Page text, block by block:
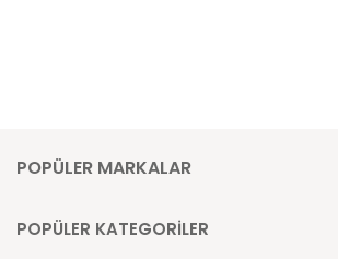
POPÜLER MARKALAR
POPÜLER KATEGORİLER